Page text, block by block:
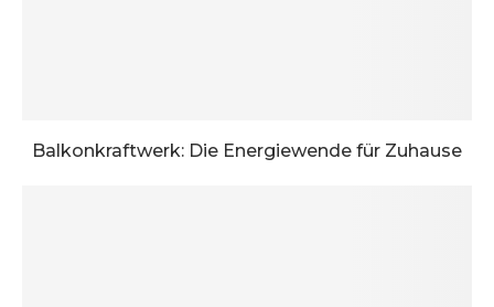
Balkonkraftwerk: Die Energiewende für Zuhause